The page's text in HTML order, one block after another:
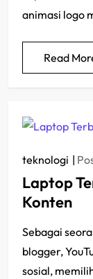
animasi logo
Read
teknologi
Laptop
Konten
Sebagai
blogger,
sosial,